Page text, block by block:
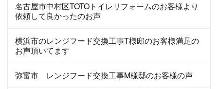
名古屋市中村区TOTOトイレリフォームのお客様より
依頼して良かったのお声
横浜市のレンジフード交換工事T様邸のお客様満足の
お声頂いてます
弥富市 レンジフード交換工事M様邸のお客様の声